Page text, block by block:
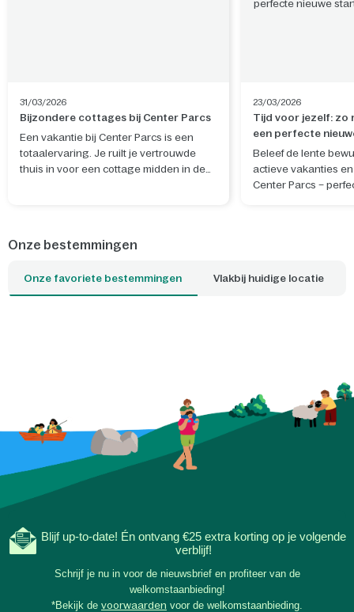
31/03/2026
Bijzondere cottages bij Center Parcs
Een vakantie bij Center Parcs is een
totaalervaring. Je ruilt je vertrouwde
thuis in voor een cottage midden in de
bijvoorbeeld kunt slapen tussen de
water. Welke cottage is jouw favoriet?
23/03/2026
Tijd voor jezelf: zo
een perfecte
Beleef de lente
actieve vakanties
Center Parcs –
Onze bestemmingen
Onze favoriete bestemmingen Vlakbij huidige locatie
Blijf up-to-date! Én ontvang €25 extra korting op je volgende
verblijf!
Schrijf je nu in voor de nieuwsbrief en profiteer van de
welkomstaanbieding!
*Bekijk de voorwaarden voor de welkomstaanbieding.